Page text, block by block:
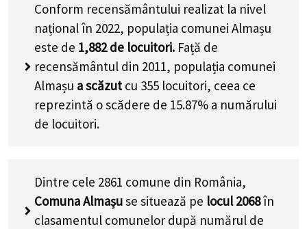
Conform recensământului realizat la nivel
național în 2022, populația comunei Almașu
este de 1,882de locuitori. Față de
recensământul din 2011, populația comunei
Almașu a scăzut cu 355 locuitori, ceea ce
reprezintă o scădere de 15.87% a numărului
de locuitori.
Dintre cele 2861 comune din România,
Comuna Almașuse situează pe locul 2068în
clasamentul comunelor după numărul de